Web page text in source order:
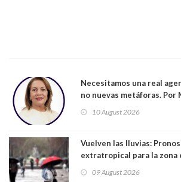
Necesitamos una real
no nuevas metáforas. Por
Indo,Profesora,
10 August 2026
Vuelven las lluvias:
extratropical para la
de 70 km/h
09 August 2026